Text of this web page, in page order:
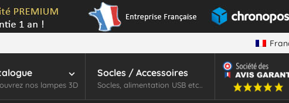
nos lampes 3D
Socles / Accessoires
Socles, alimentation USB etc..